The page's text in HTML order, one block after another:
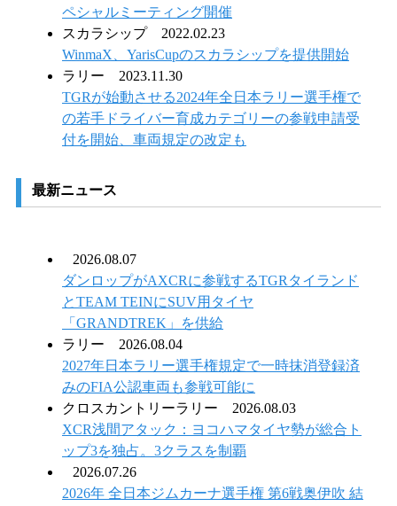
ペシャルミーティング開催
スカラシップ
2022.02.23
WinmaX、YarisCupのスカラシップを提供開始
ラリー
2023.11.30
TGRが始動させる2024年全日本ラリー選手権で
の若手ドライバー育成カテゴリーの参戦申請受
付を開始、車両規定の改定も
最新ニュース
2026.08.07
ダンロップがAXCRに参戦するTGRタイランド
とTEAM TEINにSUV用タイヤ
「GRANDTREK」を供給
ラリー
2026.08.04
2027年日本ラリー選手権規定で一時抹消登録済
みのFIA公認車両も参戦可能に
クロスカントリーラリー
2026.08.03
XCR浅間アタック：ヨコハマタイヤ勢が総合ト
ップ3を独占。3クラスを制覇
2026.07.26
2026年 全日本ジムカーナ選手権 第6戦奥伊吹 結